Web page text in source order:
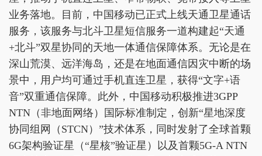
业务落地。目前，中国移动已正式上线天通卫星通话
服务，该服务与北斗卫星短信服务一道构建起“天通
+北斗”双星协同的天地一体通信保障体系。无论是在
深山荒漠、远洋海岛，还是在地面通信因灾中断的场
景中，用户均可通过手机直连卫星，获得“文字+语
音”双重通信保障。此外，中国移动积极推进3GPP
NTN（非地面网络）国际标准制定，创新“星地深度
协同组网（STCN）”技术体系，同时发射了全球首颗
6G架构验证星（“星核”验证星）以及首颗5G-A NTN